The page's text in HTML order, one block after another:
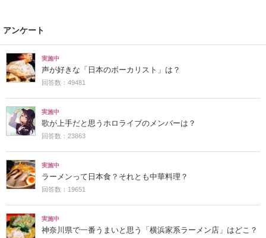
アンケート
実施中
声が好きな「日本のボーカリスト」は？
回答数：49481
実施中
歌が上手だと思うホロライブのメンバーは？
回答数：23863
実施中
ラーメンって日本食？それとも中華料理？
回答数：19651
実施中
神奈川県で一番うまいと思う「横浜家系ラーメン店」はどこ？